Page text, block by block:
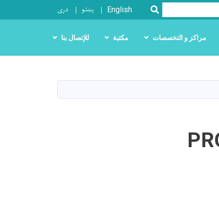
SEARCH
English پښتو دری
مراكز و التخصصات مكتبة للإتصال بنا